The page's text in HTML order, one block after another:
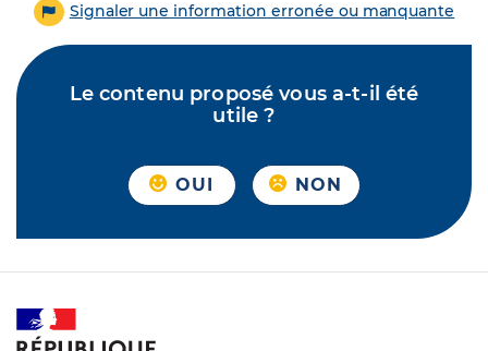
Signaler une information erronée ou manquante
Le contenu proposé vous a-t-il été
utile ?
OUI NON